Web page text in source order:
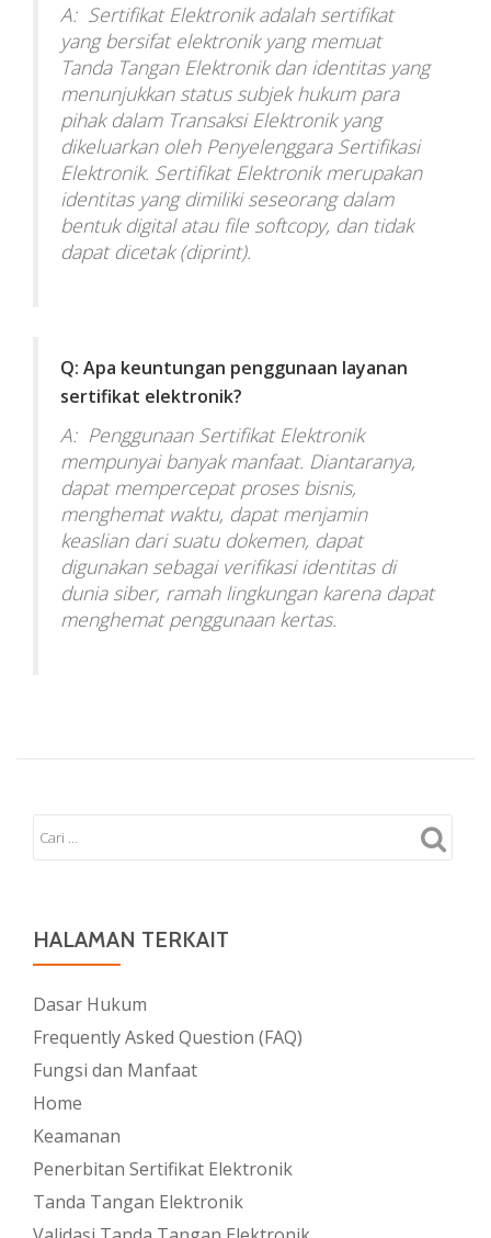
A: Sertifikat Elektronik adalah sertifikat
yang bersifat elektronik yang memuat
Tanda Tangan Elektronik dan identitas yang
menunjukkan status subjek hukum para
pihak dalam Transaksi Elektronik yang
dikeluarkan oleh Penyelenggara Sertifikasi
Elektronik. Sertifikat Elektronik merupakan
identitas yang dimiliki seseorang dalam
bentuk digital atau file softcopy, dan tidak
dapat dicetak (diprint).
Q: Apa keuntungan penggunaan layanan
sertifikat elektronik?
A: Penggunaan Sertifikat Elektronik
mempunyai banyak manfaat. Diantaranya,
dapat mempercepat proses bisnis,
menghemat waktu, dapat menjamin
keaslian dari suatu dokemen, dapat
digunakan sebagai verifikasi identitas di
dunia siber, ramah lingkungan karena dapat
menghemat penggunaan kertas.
HALAMAN TERKAIT
Dasar Hukum
Frequently Asked Question (FAQ)
Fungsi dan Manfaat
Home
Keamanan
Penerbitan Sertifikat Elektronik
Tanda Tangan Elektronik